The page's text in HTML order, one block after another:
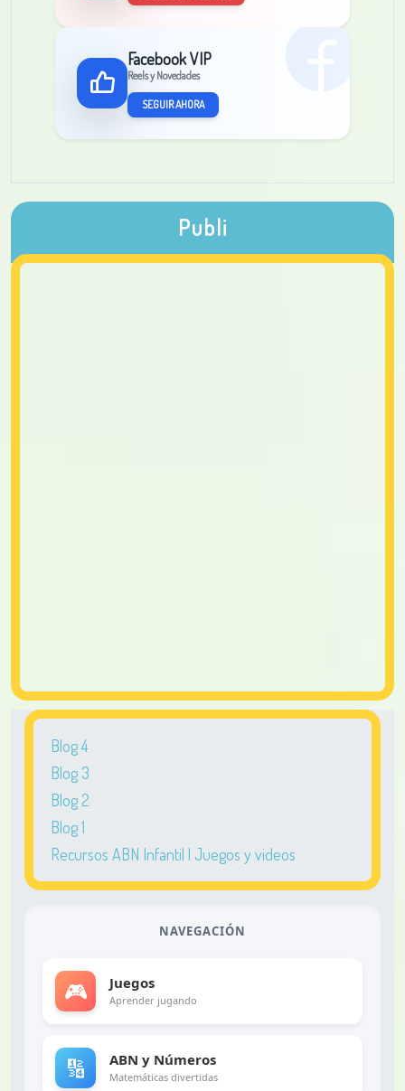
Facebook VIP
Reels y Novedades
SEGUIR AHORA
Publi
Blog 4
Blog 3
Blog 2
Blog 1
Recursos ABN Infantil | Juegos y videos
NAVEGACIÓN
🎮 Juegos
Aprender jugando
🔢 ABN y Números
Matemáticas divertidas